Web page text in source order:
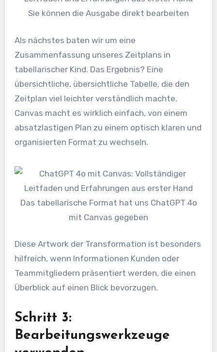
Sie können die Ausgabe direkt bearbeiten
Als nächstes baten wir um eine
Zusammenfassung unseres Zeitplans in
tabellarischer Kind. Das Ergebnis? Eine
übersichtliche, übersichtliche Tabelle, die den
Zeitplan viel leichter verständlich machte.
Canvas macht es wirklich einfach, von einem
absatzlastigen Plan zu einem optisch klaren und
organisierten Format zu wechseln.
Das tabellarische Format hat uns ChatGPT 4o
mit Canvas gegeben
Diese Artwork der Transformation ist besonders
hilfreich, wenn Informationen Kunden oder
Teammitgliedern präsentiert werden, die einen
Überblick auf einen Blick bevorzugen.
Schritt 3:
Bearbeitungswerkzeuge